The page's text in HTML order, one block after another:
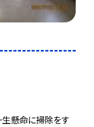
生懸命に掃除をす